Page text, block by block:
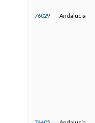
76029 Andalucía